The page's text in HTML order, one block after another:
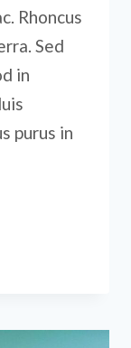
Rhoncus
Sed
in
purus in